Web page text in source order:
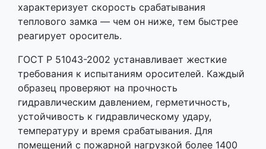
характеризует скорость срабатывания
теплового замка — чем он ниже, тем быстрее
реагирует ороситель.
ГОСТ Р 51043-2002 устанавливает жесткие
требования к испытаниям оросителей. Каждый
образец проверяют на прочность
гидравлическим давлением, герметичность,
устойчивость к гидравлическому удару,
температуру и время срабатывания. Для
помещений с пожарной нагрузкой более 1400